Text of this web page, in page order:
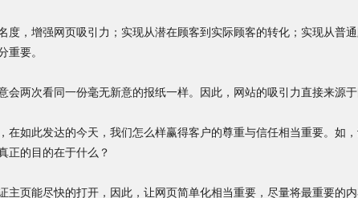
度，增强网页吸引力；实现从潜在顾客到实际顾客的转化；实现从普
重要。
会两次看同一份毫无新意的报纸一样。因此，网站的吸引力直接来源
在如此发达的今天，我们怎么样赢得客户的尊重与信任相当重要。如
正的目的在于什么？
主页能尽快的打开，因此，让网页简单化相当重要，尽量将最重要的